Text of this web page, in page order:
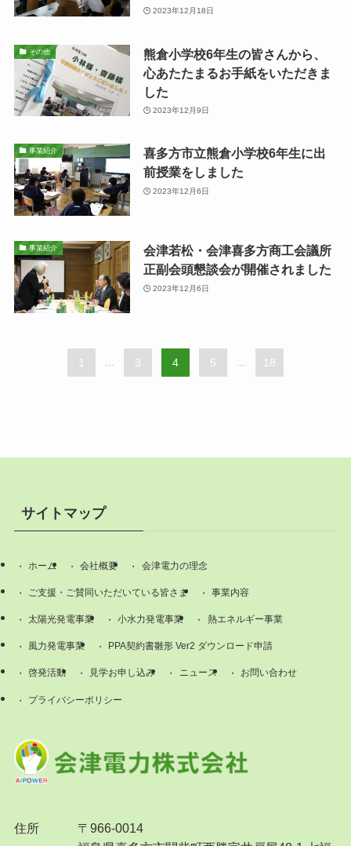
2023年12月18日
その他
熊倉小学校6年生の皆さんから、
心あたたまるお手紙をいただきま
した
2023年12月9日
事業紹介
喜多方市立熊倉小学校6年生に出
前授業をしました
2023年12月6日
事業紹介
会津若松・会津喜多方商工会議所
正副会頭懇談会が開催されました
2023年12月6日
1 3 4 5 18
住所
〒966-0014
サイトマップ
ホーム 会社概要 会津電力の理念
ご支援・ご賛同いただいている皆さま 事業内容
太陽光発電事業 小水力発電事業 熱エネルギー事業
風力発電事業 PPA契約書雛形 Ver2 ダウンロード申請
啓発活動 見学お申し込み ニュース お問い合わせ
プライバシーポリシー